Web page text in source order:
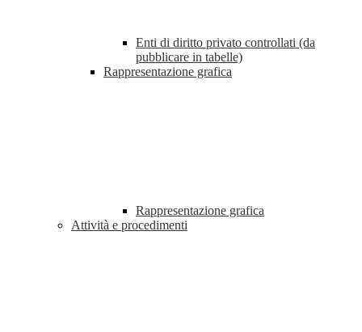
Enti di diritto privato controllati (da
pubblicare in tabelle)
Rappresentazione grafica
Rappresentazione grafica
Attività e procedimenti